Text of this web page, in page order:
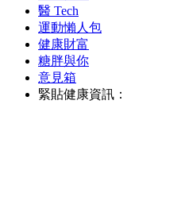
醫 Tech
運動懶人包
健康財富
糖胖與你
意見箱
緊貼健康資訊：